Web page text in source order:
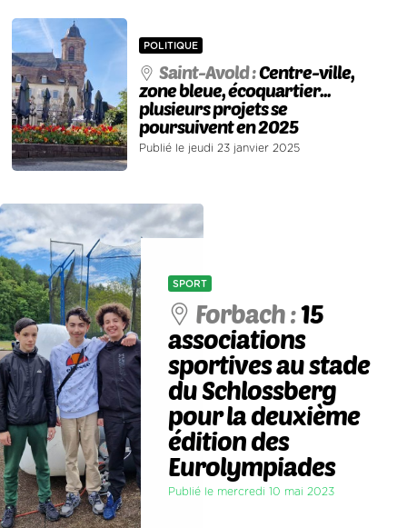
POLITIQUE
Saint-Avold :Centre-ville,
zone bleue, écoquartier...
plusieurs projets se
poursuivent en 2025
Publié le jeudi 23 janvier 2025
SPORT
Forbach :15
associations
sportives au stade
du Schlossberg
pour la deuxième
édition des
Eurolympiades
Publié le mercredi 10 mai 2023